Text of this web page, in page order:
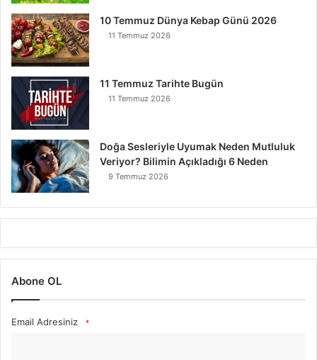
10 Temmuz Dünya Kebap Günü 2026
11 Temmuz 2026
11 Temmuz Tarihte Bugün
11 Temmuz 2026
Doğa Sesleriyle Uyumak Neden Mutluluk
Veriyor? Bilimin Açıkladığı 6 Neden
9 Temmuz 2026
Abone OL
Email Adresiniz *